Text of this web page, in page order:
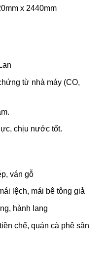
x 2440mm
từ nhà máy (CO,
chịu nước tốt.
ván gỗ
lệch, mái bê tông giả
hành lang
chế, quán cà phê sân